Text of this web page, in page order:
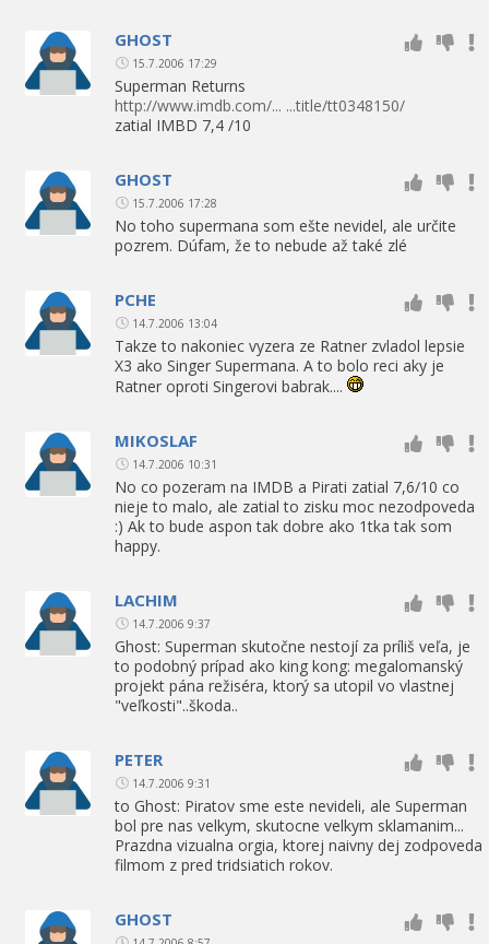
GHOST
15.7.2006 17:29
Superman Returns
http://www.imdb.com/... ...title/tt0348150/
zatial IMBD 7,4 /10
GHOST
15.7.2006 17:28
No toho supermana som ešte nevidel, ale určite
pozrem. Dúfam, že to nebude až také zlé
PCHE
14.7.2006 13:04
Takze to nakoniec vyzera ze Ratner zvladol lepsie
X3 ako Singer Supermana. A to bolo reci aky je
Ratner oproti Singerovi babrak....
MIKOSLAF
14.7.2006 10:31
No co pozeram na IMDB a Pirati zatial 7,6/10 co
nieje to malo, ale zatial to zisku moc nezodpoveda
:) Ak to bude aspon tak dobre ako 1tka tak som
happy.
LACHIM
14.7.2006 9:37
Ghost: Superman skutočne nestojí za príliš veľa, je
to podobný prípad ako king kong: megalomanský
projekt pána režiséra, ktorý sa utopil vo vlastnej
"veľkosti"..škoda..
PETER
14.7.2006 9:31
to Ghost: Piratov sme este nevideli, ale Superman
bol pre nas velkym, skutocne velkym sklamanim...
Prazdna vizualna orgia, ktorej naivny dej zodpoveda
filmom z pred tridsiatich rokov.
GHOST